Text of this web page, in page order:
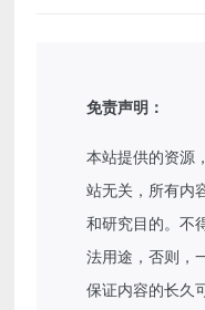
免责声明：
本站提供的资源
站无关，所有内
和研究目的。不
法用途，否则，
保证内容的长久